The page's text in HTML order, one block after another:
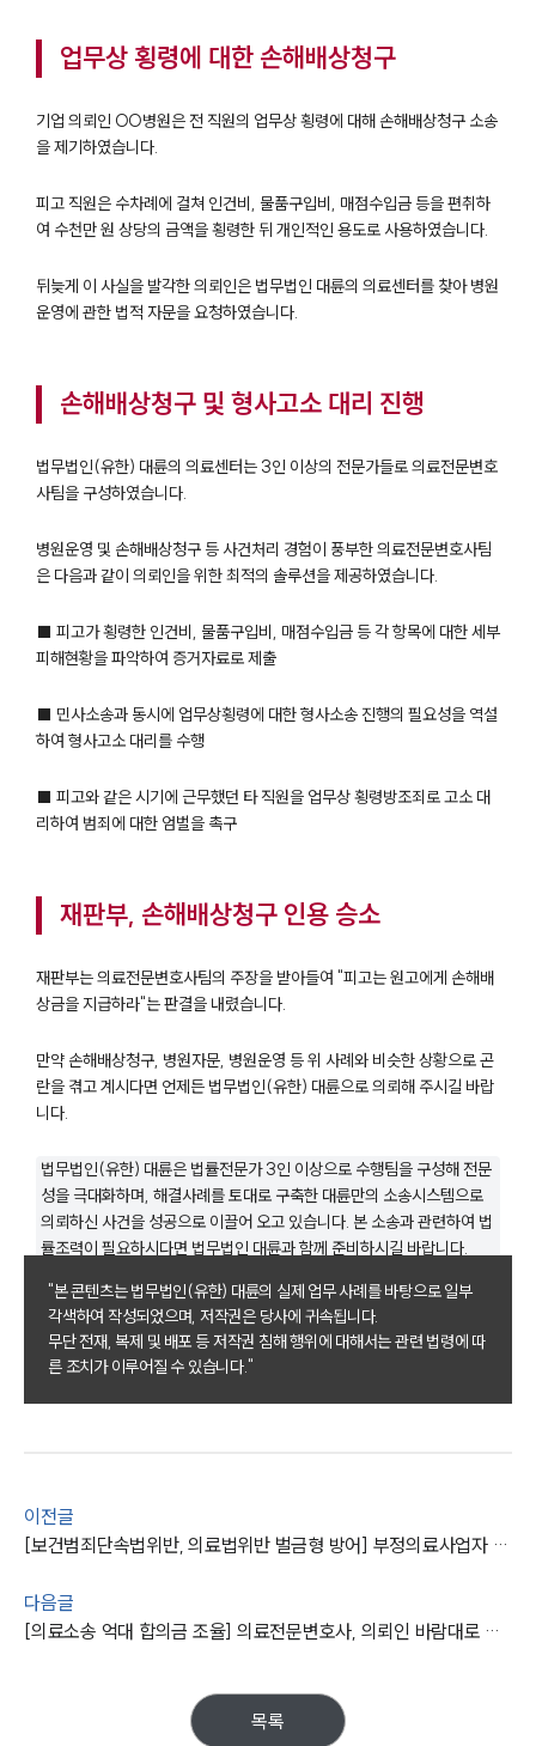
그룹소개
그룹소개
대륜의 강점
기업 의뢰인
오시는 길
글로벌 파트너 로펌
업무사례
사례분석/최신동향
법률정보
고객후기
업무상 횡령에 대한 손해배상청구
기업 의뢰인 OO병원은 전 직원의 업무상 횡령에 대해 손해배상청구 소송
을 제기하였습니다.
피고 직원은 수차례에 걸쳐 인건비, 물품구입비, 매점수입금 등을 편취하
여 수천만 원 상당의 금액을 횡령한 뒤 개인적인 용도로 사용하였습니다.
뒤늦게 이 사실을 발각한 의뢰인은 법무법인 대륜의 의료센터를 찾아 병원
운영에 관한 법적 자문을 요청하였습니다.
손해배상청구 및 형사고소 대리 진행
법무법인(유한) 대륜의 의료센터는 3인 이상의 전문가들로 의료전문변호
사팀을 구성하였습니다.
병원운영 및 손해배상청구 등 사건처리 경험이 풍부한 의료전문변호사팀
은 다음과 같이 의뢰인을 위한 최적의 솔루션을 제공하였습니다.
■ 피고가 횡령한 인건비, 물품구입비, 매점수입금 등 각 항목에 대한 세부
피해현황을 파악하여 증거자료로 제출
■ 민사소송과 동시에 업무상횡령에 대한 형사소송 진행의 필요성을 역설
하여 형사고소 대리를 수행
■ 피고와 같은 시기에 근무했던 타 직원을 업무상 횡령방조죄로 고소 대
리하여 범죄에 대한 엄벌을 촉구
재판부, 손해배상청구 인용 승소
재판부는 의료전문변호사팀의 주장을 받아들여 "피고는 원고에게 손해배
상금을 지급하라"는 판결을 내렸습니다.
만약 손해배상청구, 병원자문, 병원운영 등 위 사례와 비슷한 상황으로 곤
란을 겪고 계시다면 언제든 법무법인(유한) 대륜으로 의뢰해 주시길 바랍
니다.
법무법인(유한) 대륜은 법률전문가 3인 이상으로 수행팀을 구성해 전문
성을 극대화하며, 해결사례를 토대로 구축한 대륜만의 소송시스템으로
의뢰하신 사건을 성공으로 이끌어 오고 있습니다. 본 소송과 관련하여 법
률조력이 필요하시다면 법무법인 대륜과 함께 준비하시길 바랍니다.
"본 콘텐츠는 법무법인(유한) 대륜의 실제 업무 사례를 바탕으로 일부
각색하여 작성되었으며, 저작권은 당사에 귀속됩니다.
무단 전재, 복제 및 배포 등 저작권 침해 행위에 대해서는 관련 법령에 따
른 조치가 이루어질 수 있습니다."
이전글
[보건범죄단속법위반, 의료법위반 벌금형 방어] 부정의료사업자 무면허 의료행위하였으나 실형을 면함
다음글
[의료소송 억대 합의금 조율] 의료전문변호사, 의뢰인 바람대로 빠른 종결
목록